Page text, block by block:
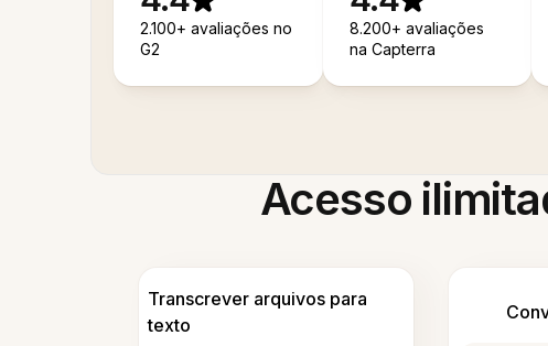
2.100+ avaliações no
G2
8.200+ avaliações
na Capterra
Acesso
Transcrever arquivos para
texto